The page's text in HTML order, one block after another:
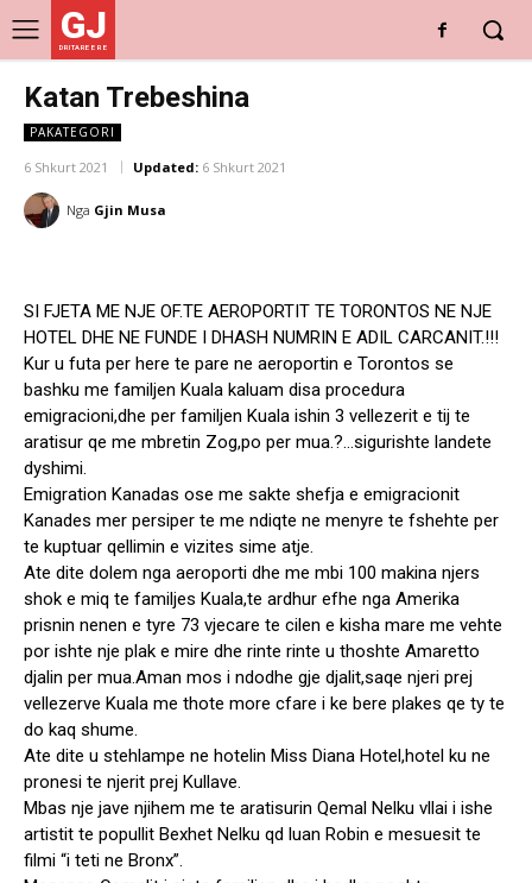
GJ
DRITARE E RE
Katan Trebeshina
PAKATEGORI
6 Shkurt 2021 Updated: 6 Shkurt 2021
Nga Gjin Musa
SI FJETA ME NJE OF.TE AEROPORTIT TE TORONTOS NE NJE
HOTEL DHE NE FUNDE I DHASH NUMRIN E ADIL CARCANIT.!!!
Kur u futa per here te pare ne aeroportin e Torontos se
bashku me familjen Kuala kaluam disa procedura
emigracioni,dhe per familjen Kuala ishin 3 vellezerit e tij te
aratisur qe me mbretin Zog,po per mua.?…sigurishte landete
dyshimi.
Emigration Kanadas ose me sakte shefja e emigracionit
Kanades mer persiper te me ndiqte ne menyre te fshehte per
te kuptuar qellimin e vizites sime atje.
Ate dite dolem nga aeroporti dhe me mbi 100 makina njers
shok e miq te familjes Kuala,te ardhur efhe nga Amerika
prisnin nenen e tyre 73 vjecare te cilen e kisha mare me vehte
por ishte nje plak e mire dhe rinte rinte u thoshte Amaretto
djalin per mua.Aman mos i ndodhe gje djalit,saqe njeri prej
vellezerve Kuala me thote more cfare i ke bere plakes qe ty te
do kaq shume.
Ate dite u stehlampe ne hotelin Miss Diana Hotel,hotel ku ne
pronesi te njerit prej Kullave.
Mbas nje jave njihem me te aratisurin Qemal Nelku vllai i ishe
artistit te popullit Bexhet Nelku qd luan Robin e mesuesit te
filmi “i teti ne Bronx”.